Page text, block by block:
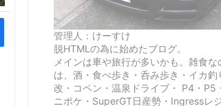
管理人：けーすけ
脱HTMLの為に始めたブログ。
メインは車や旅行が多いかも。雑食な
は、酒・食べ歩き・呑み歩き・イカ
改・コペン・温泉ドライブ・ P4・P5
ニポケ・SuperGT日産勢・Ingressレ